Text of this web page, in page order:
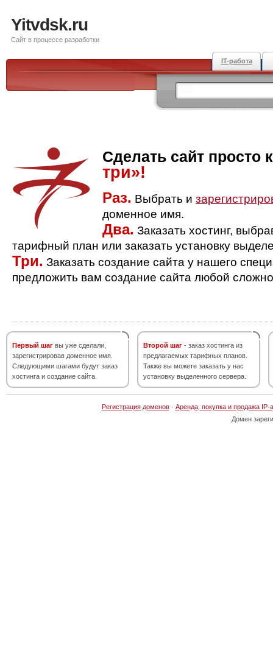
Yitvdsk.ru
Сайт в процессе разработки
IT-работа
Сделать сайт просто
три»!
Раз. Выбрать и
доменное имя.
Два. Заказать хостинг,
тарифный план или заказать установку
Три. Заказать создание сайта у нашего
предложить вам создание сайта любой
Первый шаг вы уже сделали,
зарегистрировав доменное имя.
Следующими шагами будут заказ
хостинга и создание сайта.
Второй шаг - заказ хостинга из
предлагаемых тарифных планов.
Также вы можете заказать у нас
установку выделенного сервера.
Регистрация доменов· Аренда, покупка и продажа IP-
Домен